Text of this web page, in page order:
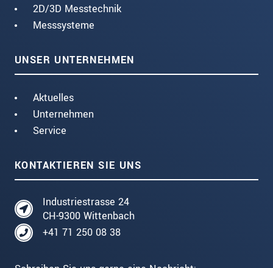
2D/3D Messtechnik
Messsysteme
UNSER UNTERNEHMEN
Aktuelles
Unternehmen
Service
KONTAKTIEREN SIE UNS
Industriestrasse 24
CH-9300 Wittenbach
+41 71 250 08 38